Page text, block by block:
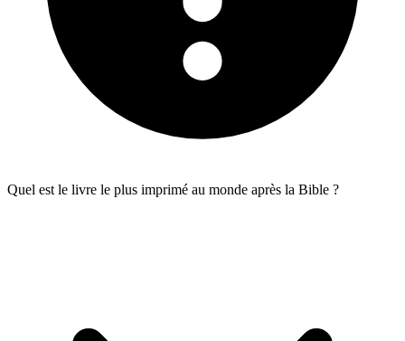
Quel est le livre le plus imprimé au monde après la Bible ?